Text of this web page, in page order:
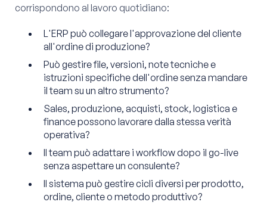
corrispondono al lavoro quotidiano:
L'ERP può collegare l'approvazione del cliente
all'ordine di produzione?
Può gestire file, versioni, note tecniche e
istruzioni specifiche dell'ordine senza mandare
il team su un altro strumento?
Sales, produzione, acquisti, stock, logistica e
finance possono lavorare dalla stessa verità
operativa?
Il team può adattare i workflow dopo il go-live
senza aspettare un consulente?
Il sistema può gestire cicli diversi per prodotto,
ordine, cliente o metodo produttivo?